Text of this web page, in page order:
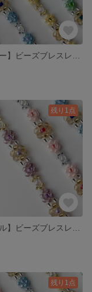
残り1点
残り1点